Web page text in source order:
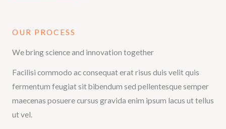
OUR PROCESS
We bring science and innovation together
Facilisi commodo ac consequat erat risus duis velit quis
fermentum feugiat sit bibendum sed pellentesque semper
maecenas posuere cursus gravida enim ipsum lacus ut tellus
ut vel.